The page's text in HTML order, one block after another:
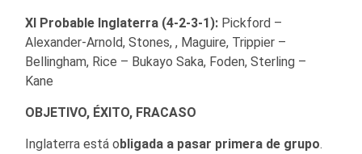
XI Probable Inglaterra (4-2-3-1): Pickford –
Alexander-Arnold, Stones, , Maguire, Trippier –
Bellingham, Rice – Bukayo Saka, Foden, Sterling –
Kane
OBJETIVO, ÉXITO, FRACASO
Inglaterra está obligada a pasar primera de grupo.